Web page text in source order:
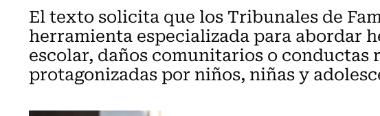
El texto solicita que los Tribunales de
herramienta especializada para abordar
escolar, daños comunitarios o conductas
protagonizadas por niños, niñas y